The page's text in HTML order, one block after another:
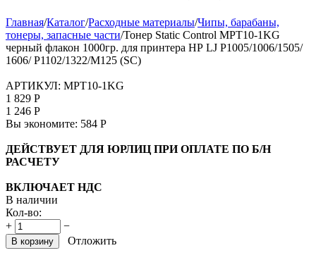
Главная/Каталог/Расходные материалы/Чипы, барабаны,
тонеры, запасные части/Тонер Static Control MPT10-1KG
черный флакон 1000гр. для принтера НР LJ P1005/1006/1505/
1606/ P1102/1322/M125 (SC)
АРТИКУЛ: MPT10-1KG
1 829 Р
1 246 Р
Вы экономите: 584 Р
ДЕЙСТВУЕТ ДЛЯ ЮРЛИЦ ПРИ ОПЛАТЕ ПО Б/Н
РАСЧЕТУ
ВКЛЮЧАЕТ НДС
В наличии
Кол-во:
+
−
В корзину Отложить